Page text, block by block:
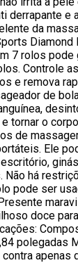
derrapante
da
7 rolos pode
Controle
e remova
de
tornar o
de
Ele
Não há
pode ser
doce
polegadas
contra